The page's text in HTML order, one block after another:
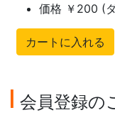
価格 ￥200 (
カートに入れる
会員登録の